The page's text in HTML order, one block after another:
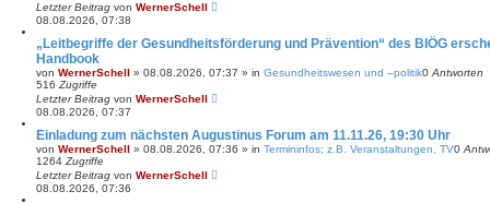
Letzter Beitrag von WernerSchell
08.08.2026, 07:38
„Leitbegriffe der Gesundheitsförderung und Prävention“ des BIÖG
Handbook
von WernerSchell » 08.08.2026, 07:37 » in Gesundheitswesen und –politik0 Antworten
516 Zugriffe
Letzter Beitrag von WernerSchell
08.08.2026, 07:37
Einladung zum nächsten Augustinus Forum am 11.11.26, 19:30 Uhr
von WernerSchell » 08.08.2026, 07:36 » in Termininfos; z.B. Veranstaltungen, TV0
1264 Zugriffe
Letzter Beitrag von WernerSchell
08.08.2026, 07:36